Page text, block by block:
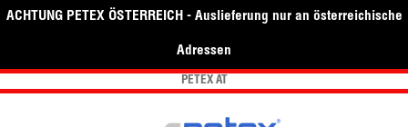
ACHTUNG PETEX ÖSTERREICH - Auslieferung nur an österreichische
Adressen
PETEX AT